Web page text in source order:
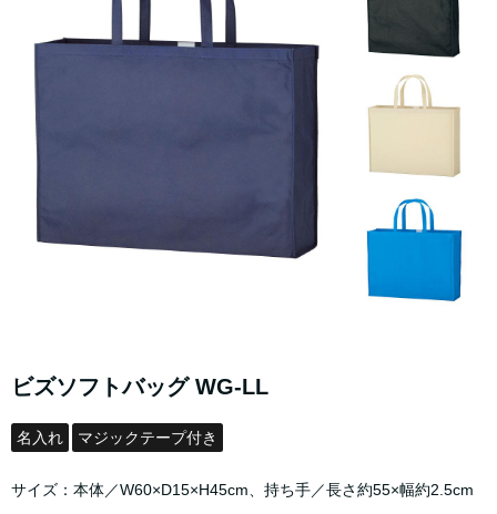
ビズソフトバッグ WG-LL
名入れ マジックテープ付き
サイズ：本体／W60×D15×H45cm、持ち手／長さ約55×幅約2.5cm